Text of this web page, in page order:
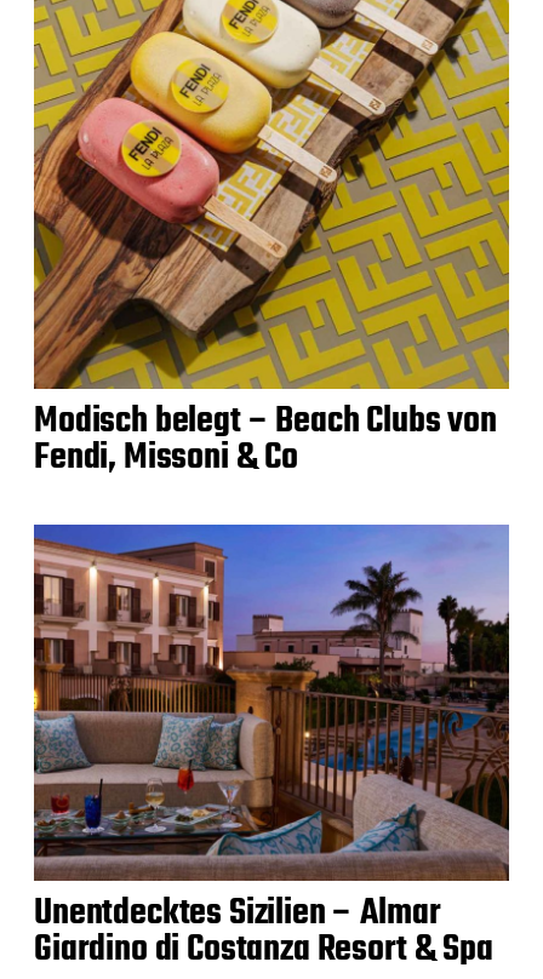
Modisch belegt – Beach Clubs von
Fendi, Missoni & Co
Unentdecktes Sizilien – Almar
Giardino di Costanza Resort & Spa